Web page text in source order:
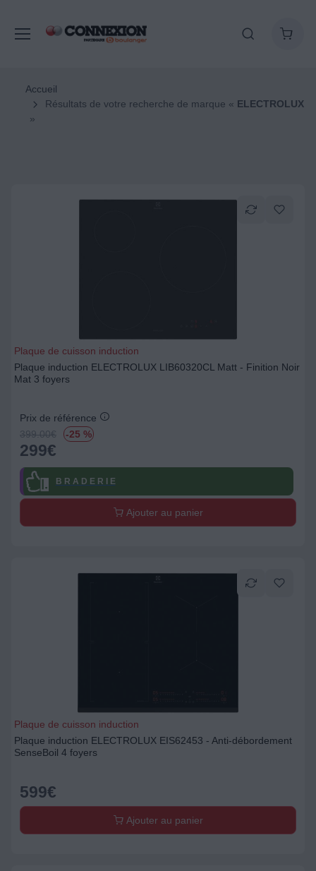
Accueil
Résultats de votre recherche de marque « ELECTROLUX
»
Plaque de cuisson induction
Plaque induction ELECTROLUX LIB60320CL Matt - Finition Noir
Mat 3 foyers
Prix de référence
399.00€ -25 %
299€
B R A D E R I E
Ajouter au panier
Plaque de cuisson induction
Plaque induction ELECTROLUX EIS62453 - Anti-débordement
SenseBoil 4 foyers
599€
Ajouter au panier